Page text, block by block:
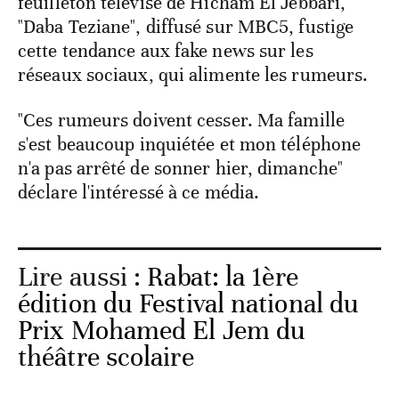
"Daba Teziane", diffusé sur MBC5, fustige
cette tendance aux fake news sur les
réseaux sociaux, qui alimente les rumeurs.
"Ces rumeurs doivent cesser. Ma famille
s'est beaucoup inquiétée et mon téléphone
n'a pas arrêté de sonner hier, dimanche"
déclare l'intéressé à ce média.
Lire aussi : Rabat: la 1ère
édition du Festival national du
Prix Mohamed El Jem du
théâtre scolaire